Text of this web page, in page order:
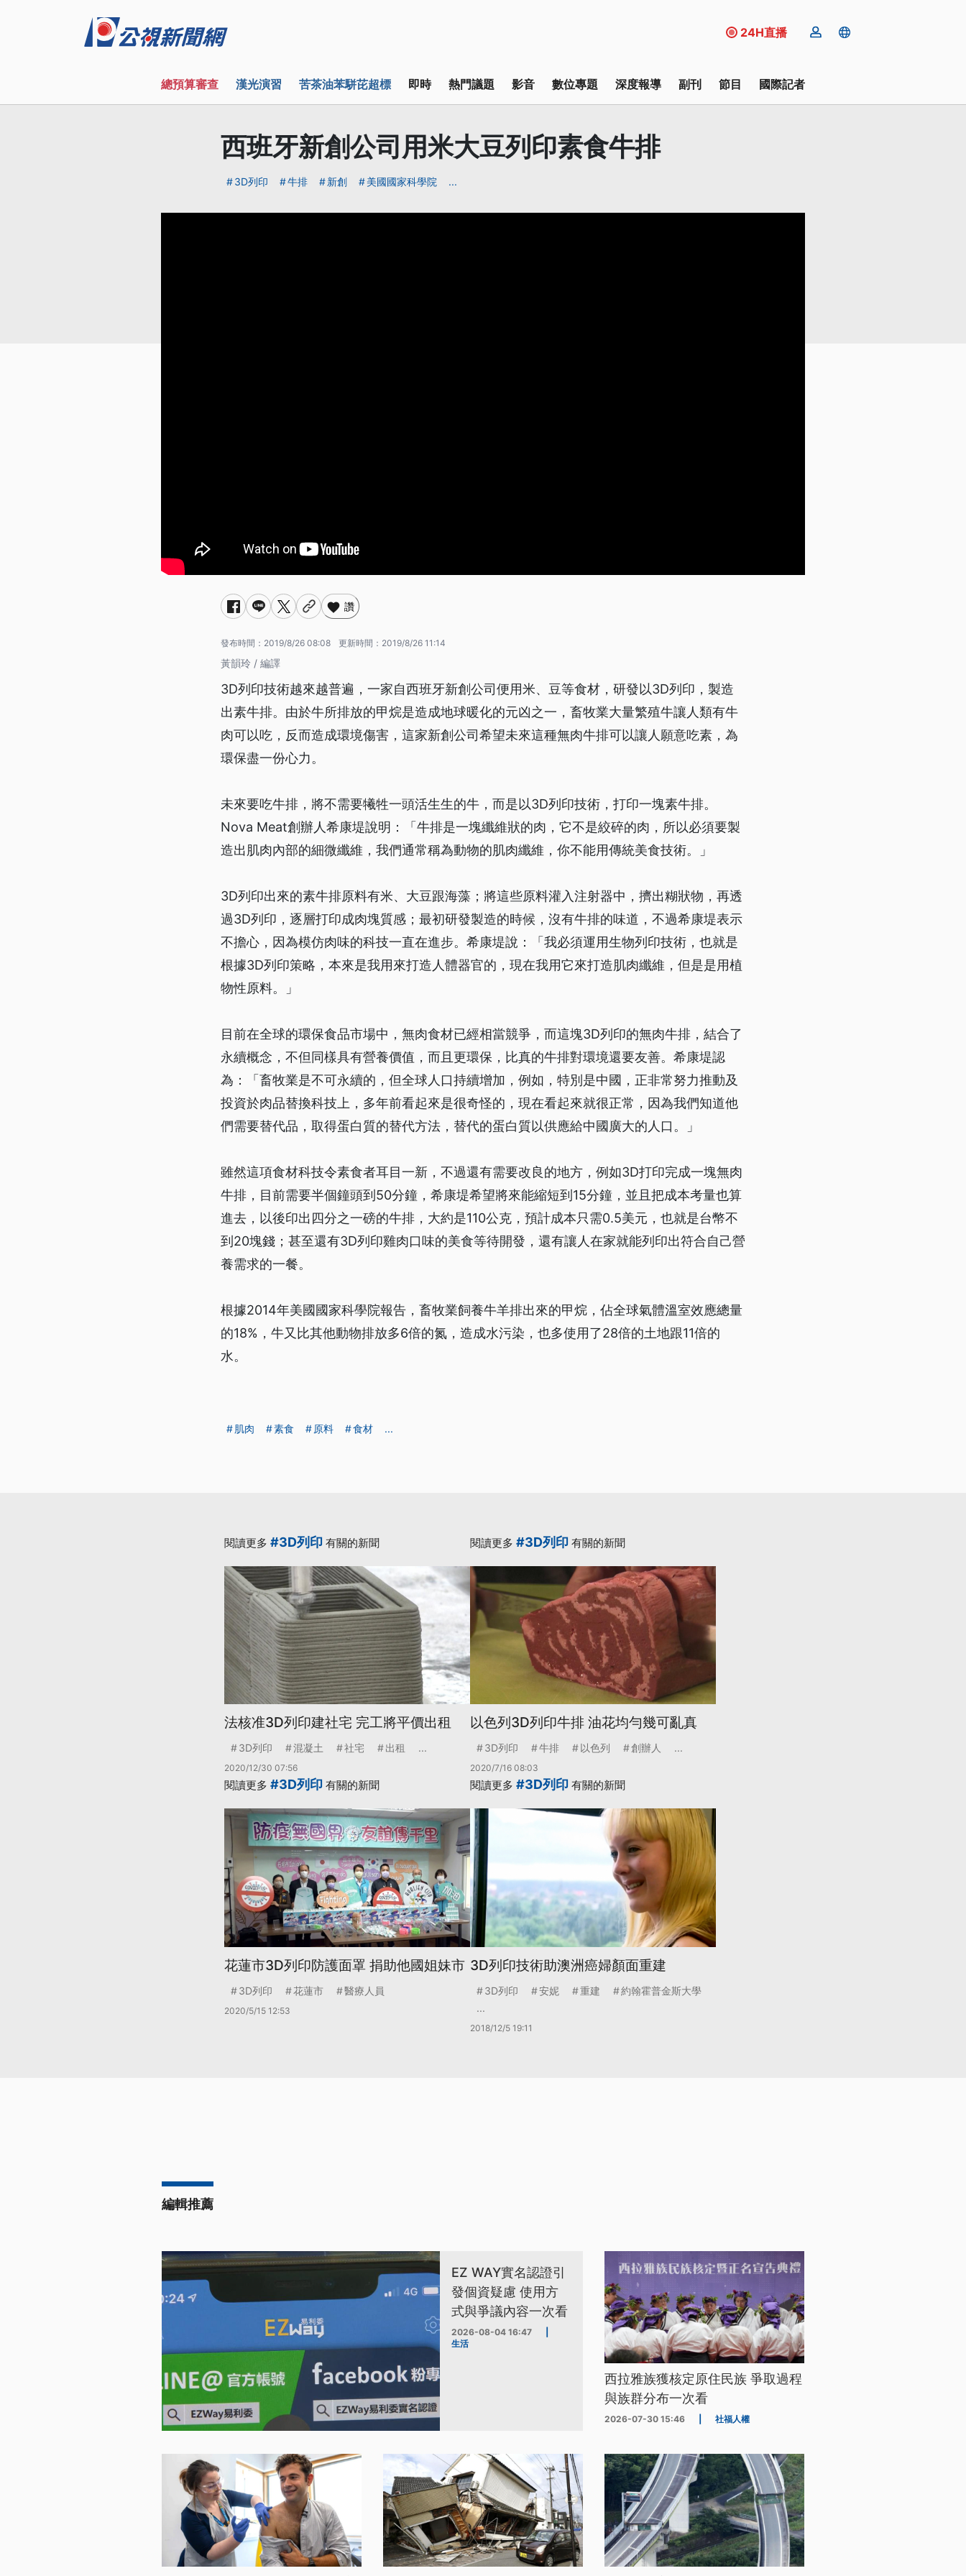
24H直播
總預算審查 漢光演習 苦茶油苯駢芘超標 即時 熱門議題 影音 數位專題 深度報導 副刊 節目 國際記者
西班牙新創公司用米大豆列印素食牛排
3D列印 牛排 新創 美國國家科學院 ...
讚
發布時間： 2019/8/26 08:08 更新時間： 2019/8/26 11:14
黃韻玲 / 編譯
3D列印技術越來越普遍，一家自西班牙新創公司便用米、豆等食材，研發以3D列印，製造
出素牛排。由於牛所排放的甲烷是造成地球暖化的元凶之一，畜牧業大量繁殖牛讓人類有牛
肉可以吃，反而造成環境傷害，這家新創公司希望未來這種無肉牛排可以讓人願意吃素，為
環保盡一份心力。
未來要吃牛排，將不需要犧牲一頭活生生的牛，而是以3D列印技術，打印一塊素牛排。
Nova Meat創辦人希康堤說明：「牛排是一塊纖維狀的肉，它不是絞碎的肉，所以必須要製
造出肌肉內部的細微纖維，我們通常稱為動物的肌肉纖維，你不能用傳統美食技術。」
3D列印出來的素牛排原料有米、大豆跟海藻；將這些原料灌入注射器中，擠出糊狀物，再透
過3D列印，逐層打印成肉塊質感；最初研發製造的時候，沒有牛排的味道，不過希康堤表示
不擔心，因為模仿肉味的科技一直在進步。希康堤說：「我必須運用生物列印技術，也就是
根據3D列印策略，本來是我用來打造人體器官的，現在我用它來打造肌肉纖維，但是是用植
物性原料。」
目前在全球的環保食品市場中，無肉食材已經相當競爭，而這塊3D列印的無肉牛排，結合了
永續概念，不但同樣具有營養價值，而且更環保，比真的牛排對環境還要友善。希康堤認
為：「畜牧業是不可永續的，但全球人口持續增加，例如，特別是中國，正非常努力推動及
投資於肉品替換科技上，多年前看起來是很奇怪的，現在看起來就很正常，因為我們知道他
們需要替代品，取得蛋白質的替代方法，替代的蛋白質以供應給中國廣大的人口。」
雖然這項食材科技令素食者耳目一新，不過還有需要改良的地方，例如3D打印完成一塊無肉
牛排，目前需要半個鐘頭到50分鐘，希康堤希望將來能縮短到15分鐘，並且把成本考量也算
進去，以後印出四分之一磅的牛排，大約是110公克，預計成本只需0.5美元，也就是台幣不
到20塊錢；甚至還有3D列印雞肉口味的美食等待開發，還有讓人在家就能列印出符合自己營
養需求的一餐。
根據2014年美國國家科學院報告，畜牧業飼養牛羊排出來的甲烷，佔全球氣體溫室效應總量
的18%，牛又比其他動物排放多6倍的氮，造成水污染，也多使用了28倍的土地跟11倍的
水。
肌肉 素食 原料 食材 ...
閱讀更多 #3D列印 有關的新聞
法核准3D列印建社宅 完工將平價出租
3D列印 混凝土 社宅 出租 ...
2020/12/30 07:56
閱讀更多 #3D列印 有關的新聞
以色列3D列印牛排 油花均勻幾可亂真
3D列印 牛排 以色列 創辦人 ...
2020/7/16 08:03
閱讀更多 #3D列印 有關的新聞
花蓮市3D列印防護面罩 捐助他國姐妹市
3D列印 花蓮市 醫療人員
2020/5/15 12:53
閱讀更多 #3D列印 有關的新聞
3D列印技術助澳洲癌婦顏面重建
3D列印 安妮 重建
約翰霍普金斯大學
...
2018/12/5 19:11
編輯推薦
EZ WAY實名認證引
發個資疑慮 使用方
式與爭議內容一次看
2026-08-04 16:47
生活
西拉雅族獲核定原住民族 爭取過程
與族群分布一次看
2026-07-30 15:46 社福人權